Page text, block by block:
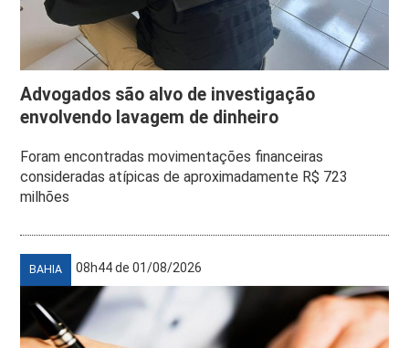
Advogados são alvo de investigação
envolvendo lavagem de dinheiro
Foram encontradas movimentações financeiras
consideradas atípicas de aproximadamente R$ 723
milhões
BAHIA 08h44 de 01/08/2026